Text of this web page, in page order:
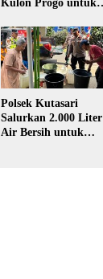
Kulon Progo untuk
Kerja Sosial
Polsek Kutasari
Salurkan 2.000 Liter
Air Bersih untuk